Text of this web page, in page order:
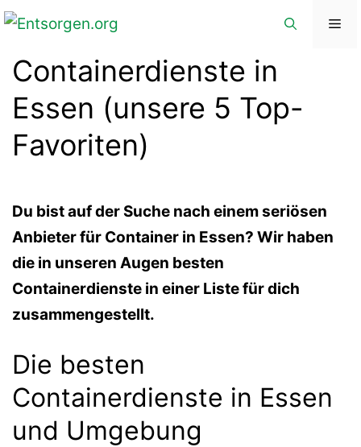
Zum
springen
Containerdienste in
Essen (unsere 5 Top-
Favoriten)
Du bist auf der Suche nach einem seriösen
Anbieter für Container in Essen? Wir haben
die in unseren Augen besten
Containerdienste in einer Liste für dich
zusammengestellt.
Die besten
Containerdienste in Essen
und Umgebung